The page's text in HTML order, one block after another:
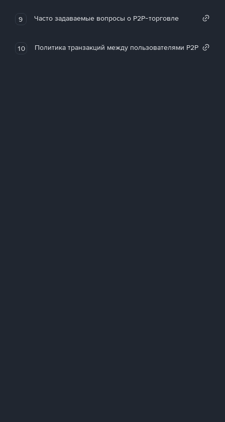
9 Часто задаваемые вопросы о P2P-торговле
10 Политика транзакций между пользователями P2P